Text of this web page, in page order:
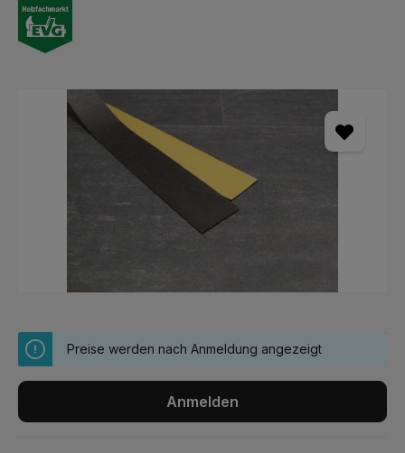
Preise werden nach Anmeldung angezeigt
Anmelden